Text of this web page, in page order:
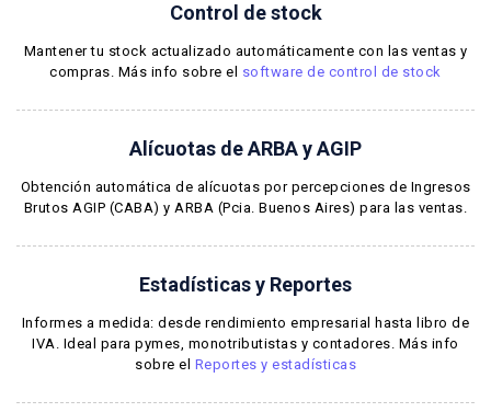
Control de stock
Mantener tu stock actualizado automáticamente con las ventas y
compras. Más info sobre el software de control de stock
Alícuotas de ARBA y AGIP
Obtención automática de alícuotas por percepciones de Ingresos
Brutos AGIP (CABA) y ARBA (Pcia. Buenos Aires) para las ventas.
Estadísticas y Reportes
Informes a medida: desde rendimiento empresarial hasta libro de
IVA. Ideal para pymes, monotributistas y contadores. Más info
sobre el Reportes y estadísticas